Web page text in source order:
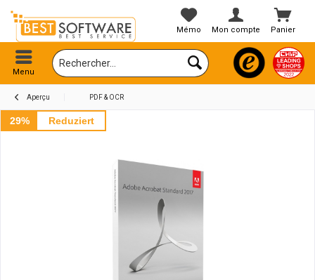
Panier
Mémo Mon compte
Menu
Aperçu PDF & OCR
29% Reduziert